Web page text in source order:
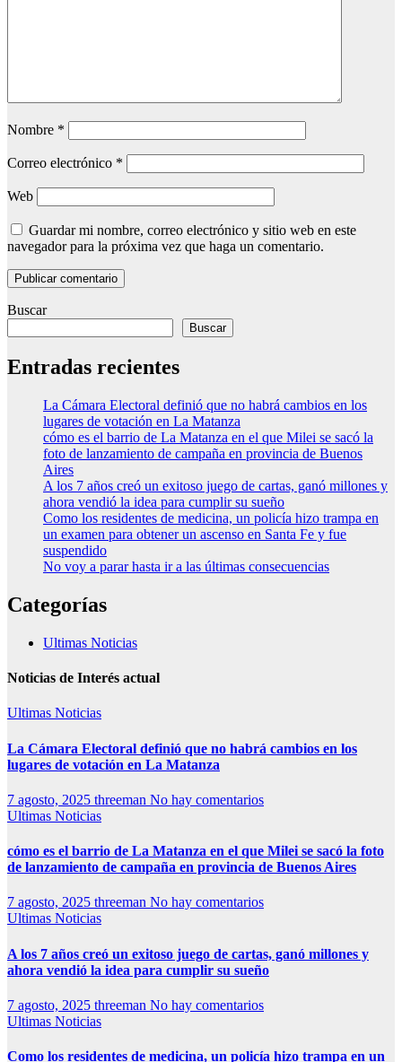
Nombre *
Correo electrónico *
Web
Guardar mi nombre, correo electrónico y sitio web en este
navegador para la próxima vez que haga un comentario.
Buscar
Buscar
Entradas recientes
La Cámara Electoral definió que no habrá cambios en los
lugares de votación en La Matanza
cómo es el barrio de La Matanza en el que Milei se sacó la
foto de lanzamiento de campaña en provincia de Buenos
Aires
A los 7 años creó un exitoso juego de cartas, ganó millones y
ahora vendió la idea para cumplir su sueño
Como los residentes de medicina, un policía hizo trampa en
un examen para obtener un ascenso en Santa Fe y fue
suspendido
No voy a parar hasta ir a las últimas consecuencias
Categorías
Ultimas Noticias
Noticias de Interés actual
Ultimas Noticias
La Cámara Electoral definió que no habrá cambios en los
lugares de votación en La Matanza
7 agosto, 2025 threeman No hay comentarios
Ultimas Noticias
cómo es el barrio de La Matanza en el que Milei se sacó la foto
de lanzamiento de campaña en provincia de Buenos Aires
7 agosto, 2025 threeman No hay comentarios
Ultimas Noticias
A los 7 años creó un exitoso juego de cartas, ganó millones y
ahora vendió la idea para cumplir su sueño
7 agosto, 2025 threeman No hay comentarios
Ultimas Noticias
Como los residentes de medicina, un policía hizo trampa en un